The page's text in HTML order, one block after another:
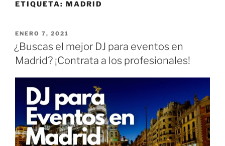
ETIQUETA: MADRID
ENERO 7, 2021
¿Buscas el mejor DJ para eventos en
Madrid? ¡Contrata a los profesionales!